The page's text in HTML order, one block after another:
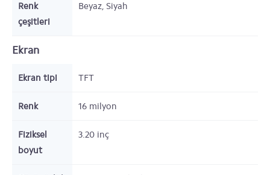
Renk
çeşitleri
Beyaz, Siyah
Ekran
Ekran tipi TFT
Renk 16 milyon
Fiziksel
boyut
3.20 inç